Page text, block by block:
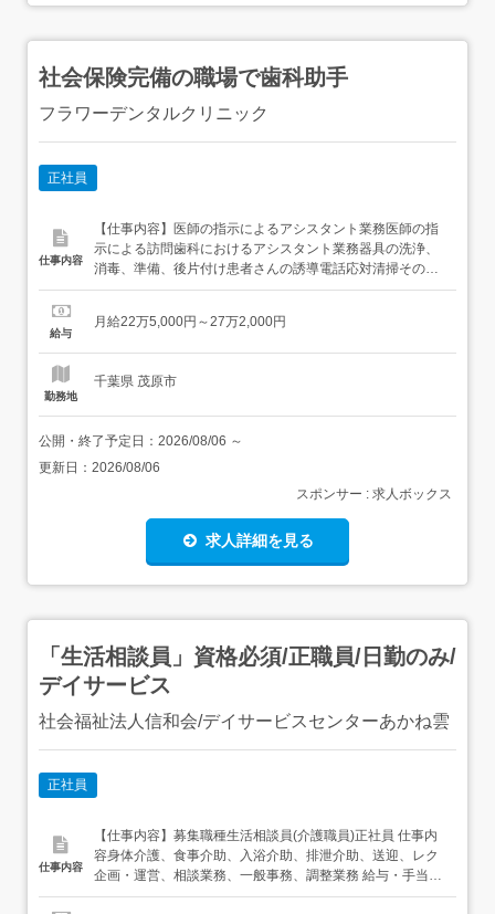
社会保険完備の職場で歯科助手
フラワーデンタルクリニック
正社員
仕事内容
【仕事内容】医師の指示によるアシスタント業務医師の指
示による訪問歯科におけるアシスタント業務器具の洗浄、
消毒、準備、後片付け患者さんの誘導電話応対清掃その他
付随する関連業務従事すべき業務の変更の範囲:なし就業場
応募要件>未経験の方でもご心配なく、親切丁寧にお教え
給与
月給22万5,000円～27万2,000円
勤務地
千葉県 茂原市
公開・終了予定日： 2026/08/06 ～
更新日： 2026/08/06
スポンサー : 求人ボックス
求人詳細を見る
「生活相談員」資格必須/正職員/日勤のみ/
デイサービス
社会福祉法人信和会/デイサービスセンターあかね雲
正社員
仕事内容
【仕事内容】募集職種生活相談員(介護職員)正社員 仕事内
容身体介護、食事介助、入浴介助、排泄介助、送迎、レク
企画・運営、相談業務、一般事務、調整業務 給与・手当<
給与>月給225,000〜295,000円<給与の備考> その他給与額